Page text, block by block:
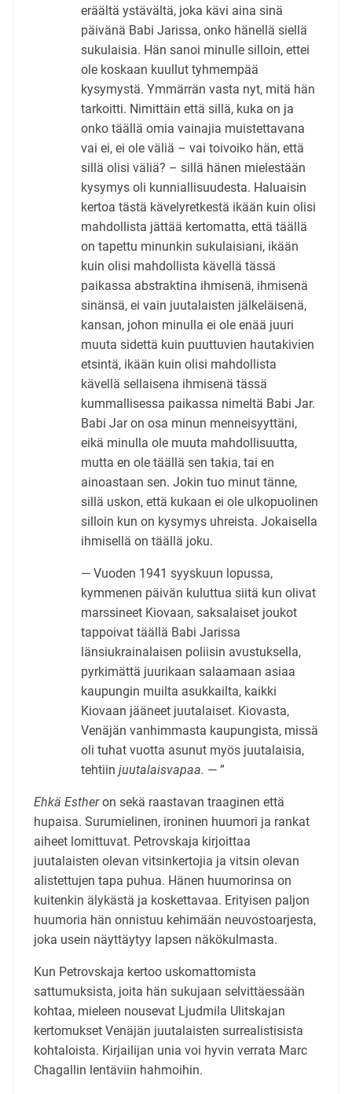
eräältä ystävältä, joka kävi aina sinä
päivänä Babi Jarissa, onko hänellä siellä
sukulaisia. Hän sanoi minulle silloin, ettei
ole koskaan kuullut tyhmempää
kysymystä. Ymmärrän vasta nyt, mitä hän
tarkoitti. Nimittäin että sillä, kuka on ja
onko täällä omia vainajia muistettavana
vai ei, ei ole väliä – vai toivoiko hän, että
sillä olisi väliä? – sillä hänen mielestään
kysymys oli kunniallisuudesta. Haluaisin
kertoa tästä kävelyretkestä ikään kuin olisi
mahdollista jättää kertomatta, että täällä
on tapettu minunkin sukulaisiani, ikään
kuin olisi mahdollista kävellä tässä
paikassa abstraktina ihmisenä, ihmisenä
sinänsä, ei vain juutalaisten jälkeläisenä,
kansan, johon minulla ei ole enää juuri
muuta sidettä kuin puuttuvien hautakivien
etsintä, ikään kuin olisi mahdollista
kävellä sellaisena ihmisenä tässä
kummallisessa paikassa nimeltä Babi Jar.
Babi Jar on osa minun menneisyyttäni,
eikä minulla ole muuta mahdollisuutta,
mutta en ole täällä sen takia, tai en
ainoastaan sen. Jokin tuo minut tänne,
sillä uskon, että kukaan ei ole ulkopuolinen
silloin kun on kysymys uhreista. Jokaisella
ihmisellä on täällä joku.
— Vuoden 1941 syyskuun lopussa,
kymmenen päivän kuluttua siitä kun olivat
marssineet Kiovaan, saksalaiset joukot
tappoivat täällä Babi Jarissa
länsiukrainalaisen poliisin avustuksella,
pyrkimättä juurikaan salaamaan asiaa
kaupungin muilta asukkailta, kaikki
Kiovaan jääneet juutalaiset. Kiovasta,
Venäjän vanhimmasta kaupungista, missä
oli tuhat vuotta asunut myös juutalaisia,
tehtiin juutalaisvapaa. — ”
Ehkä Estheron sekä raastavan traaginen että
hupaisa. Surumielinen, ironinen huumori ja rankat
aiheet lomittuvat. Petrovskaja kirjoittaa
juutalaisten olevan vitsinkertojia ja vitsin olevan
alistettujen tapa puhua. Hänen huumorinsa on
kuitenkin älykästä ja koskettavaa. Erityisen paljon
huumoria hän onnistuu kehimään neuvostoarjesta,
joka usein näyttäytyy lapsen näkökulmasta.
Kun Petrovskaja kertoo uskomattomista
sattumuksista, joita hän sukujaan selvittäessään
kohtaa, mieleen nousevat Ljudmila Ulitskajan
kertomukset Venäjän juutalaisten surrealistisista
kohtaloista. Kirjailijan unia voi hyvin verrata Marc
Chagallin lentäviin hahmoihin.